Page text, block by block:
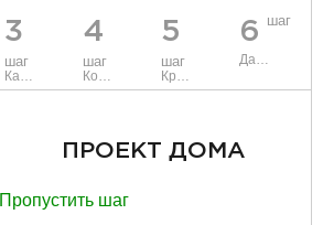
3
шаг
4
шаг
5
шаг
6 шаг
ПРОЕКТ ДОМА
Пропустить шаг